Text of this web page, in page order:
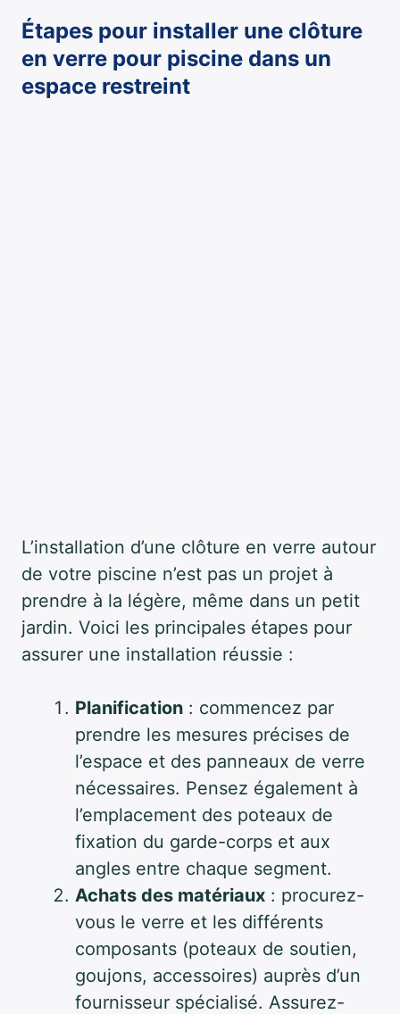
Étapes pour installer une clôture
en verre pour piscine dans un
espace restreint
L’installation d’une clôture en verre autour
de votre piscine n’est pas un projet à
prendre à la légère, même dans un petit
jardin. Voici les principales étapes pour
assurer une installation réussie :
Planification : commencez par
prendre les mesures précises de
l’espace et des panneaux de verre
nécessaires. Pensez également à
l’emplacement des poteaux de
fixation du garde-corps et aux
angles entre chaque segment.
Achats des matériaux : procurez-
vous le verre et les différents
composants (poteaux de soutien,
goujons, accessoires) auprès d’un
fournisseur spécialisé. Assurez-